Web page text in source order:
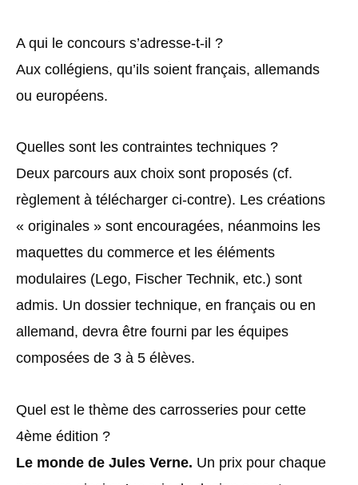
A qui le concours s’adresse-t-il ?
Aux collégiens, qu’ils soient français, allemands
ou européens.
Quelles sont les contraintes techniques ?
Deux parcours aux choix sont proposés (cf.
règlement à télécharger ci-contre). Les créations
« originales » sont encouragées, néanmoins les
maquettes du commerce et les éléments
modulaires (Lego, Fischer Technik, etc.) sont
admis. Un dossier technique, en français ou en
allemand, devra être fourni par les équipes
composées de 3 à 5 élèves.
Quel est le thème des carrosseries pour cette
4ème édition ?
Le monde de Jules Verne. Un prix pour chaque